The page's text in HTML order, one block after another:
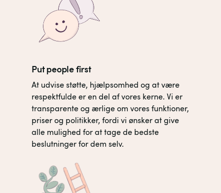
Put people first
At udvise støtte, hjælpsomhed og at være
respektfulde er en del af vores kerne. Vi er
transparente og ærlige om vores funktioner,
priser og politikker, fordi vi ønsker at give
alle mulighed for at tage de bedste
beslutninger for dem selv.